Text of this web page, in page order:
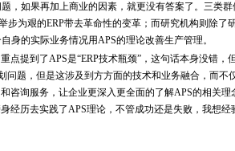
，如果再加上商业的因素，就更没有答案了。三类
步为艰的ERP带去革命性的变革；而研究机构则除了
身的实际业务情况用APS的理论改善生产管理。
提到了APS是“ERP技术瓶颈”，这句话本身没错，
题，但是这涉及到方方面的技术和业务融合，而不
咨询服务，让企业更深入更全面的了解APS的相关理
经历去实践了APS理论，不管成功还是失败，我想经